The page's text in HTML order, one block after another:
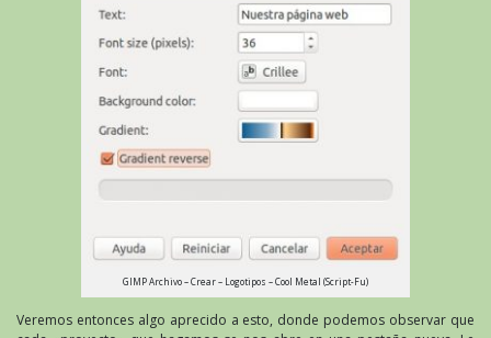
GIMP Archivo – Crear – Logotipos – Cool Metal (Script-Fu)
Veremos entonces algo aprecido a esto, donde podemos observar que